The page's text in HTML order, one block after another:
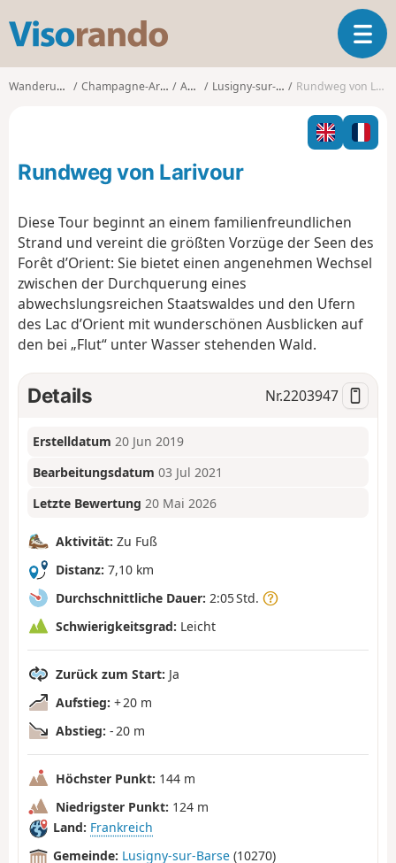
s
o
o
T
o
l
n
a
t
n
Wanderungen Champagne-Ardenne Aube Lusigny-sur-Barse Rundweg von Larivour
Rundweg von Larivour
Diese Tour beginnt an einem familienfreundlichen
Strand und vereint die größten Vorzüge der Seen des
Forêt d’Orient: Sie bietet einen angenehmen Wechsel
zwischen der Durchquerung eines
abwechslungsreichen Staatswaldes und den Ufern
des Lac d’Orient mit wunderschönen Ausblicken auf
den bei „Flut“ unter Wasser stehenden Wald.
Details Nr.2203947
Erstelldatum 20 Jun 2019
Bearbeitungsdatum 03 Jul 2021
Letzte Bewertung 20 Mai 2026
Aktivität: Zu Fuß
Distanz: 7,10 km
Durchschnittliche Dauer: 2:05 Std.
Schwierigkeitsgrad: Leicht
Zurück zum Start: Ja
Aufstieg: + 20 m
Abstieg: - 20 m
Höchster Punkt: 144 m
Niedrigster Punkt: 124 m
Land: Frankreich
Gemeinde: Lusigny-sur-Barse (10270)